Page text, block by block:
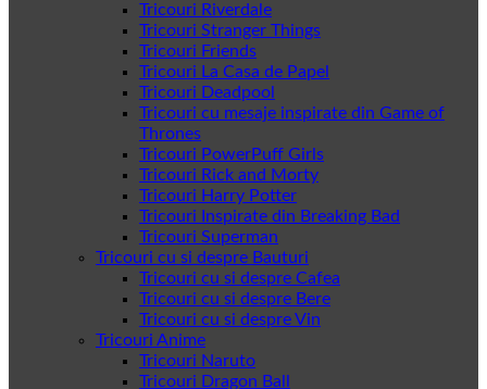
Tricouri Riverdale
Tricouri Stranger Things
Tricouri Friends
Tricouri La Casa de Papel
Tricouri Deadpool
Tricouri cu mesaje inspirate din Game of
Thrones
Tricouri PowerPuff Girls
Tricouri Rick and Morty
Tricouri Harry Potter
Tricouri Inspirate din Breaking Bad
Tricouri Superman
Tricouri cu si despre Bauturi
Tricouri cu si despre Cafea
Tricouri cu si despre Bere
Tricouri cu si despre Vin
Tricouri Anime
Tricouri Naruto
Tricouri Dragon Ball